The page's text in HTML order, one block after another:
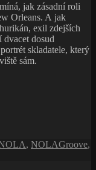
jak zásadní roli
Orleans. A jak
exil zdejších
dosud
skladatele, který
sám.
, NOLAGroove,